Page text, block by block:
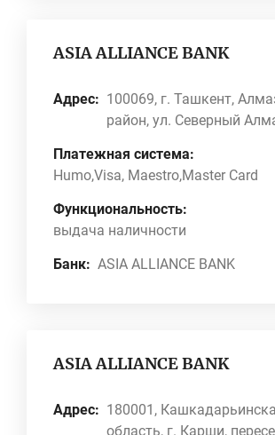
ASIA ALLIANCE BANK
Адрес: 100069, г. Ташкент,
район, ул. Северный
Платежная система:
Humo,Visa, Maestro,Master Card
Функциональность:
выдача наличности
Банк: ASIA ALLIANCE BANK
ASIA ALLIANCE BANK
Адрес: 180001,
область, г. Карши,